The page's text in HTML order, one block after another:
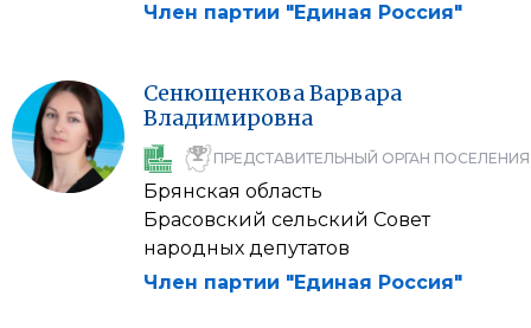
Член партии "Единая Россия"
СенющенковаВарвара
Владимировна
ПРЕДСТАВИТЕЛЬНЫЙ ОРГАН ПОСЕЛЕНИЯ
Брянская область
Брасовский сельский Совет
народных депутатов
Член партии "Единая Россия"